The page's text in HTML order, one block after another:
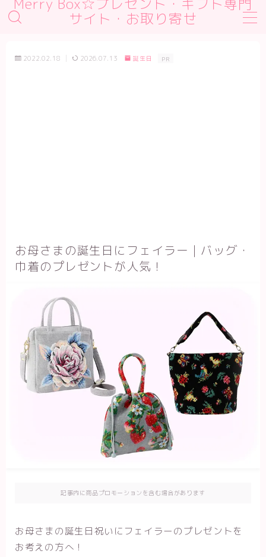
サイト・お取り寄せ
デモプリセット記事 #1
2022.02.18 2026.07.13 誕生日 PR
お母さまの誕生日にフェイラー｜バッグ・
巾着のプレゼントが人気！
記事内に商品プロモーションを含む場合があります
お母さまの誕生日祝いにフェイラーのプレゼントを
お考えの方へ！